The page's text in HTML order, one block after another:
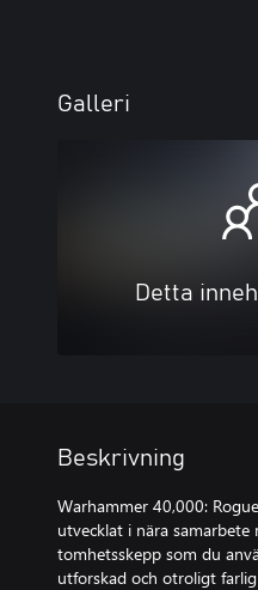
Galleri
Detta
Beskrivning
Warhammer 40,000:
utvecklat i nära
tomhetsskepp som du
utforskad och otroligt